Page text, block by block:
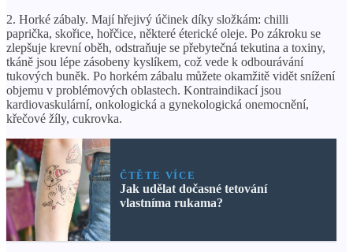
2. Horké zábaly. Mají hřejivý účinek díky složkám: chilli
paprička, skořice, hořčice, některé éterické oleje. Po zákroku se
zlepšuje krevní oběh, odstraňuje se přebytečná tekutina a toxiny,
tkáně jsou lépe zásobeny kyslíkem, což vede k odbourávání
tukových buněk. Po horkém zábalu můžete okamžitě vidět snížení
objemu v problémových oblastech. Kontraindikací jsou
kardiovaskulární, onkologická a gynekologická onemocnění,
křečové žíly, cukrovka.
ČTĚTE VÍCE
Jak udělat dočasné tetování
vlastníma rukama?